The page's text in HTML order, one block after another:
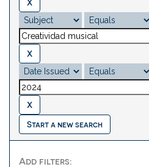
Start a new search
Add filters: